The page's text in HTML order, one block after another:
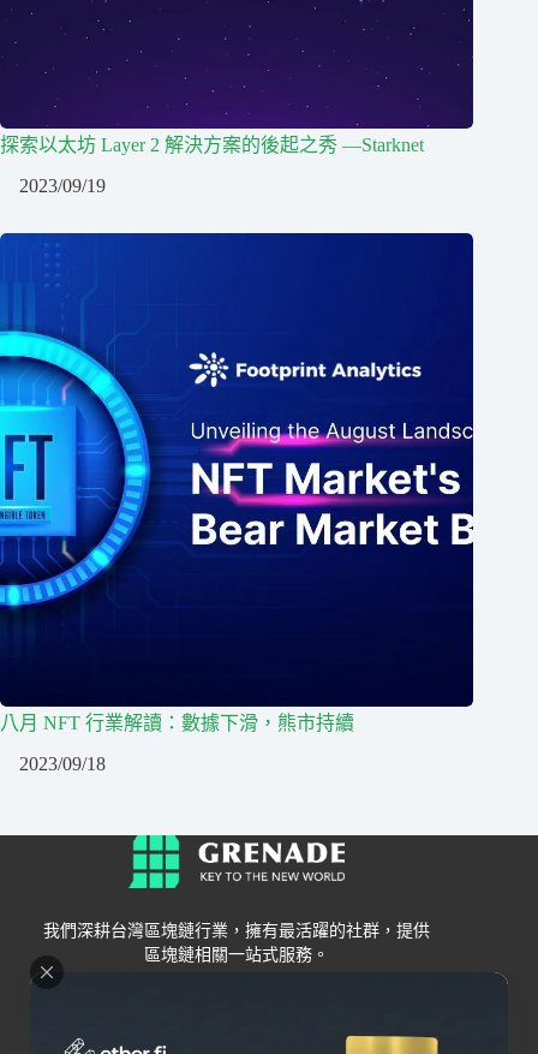
探索以太坊 Layer 2 解決方案的後起之秀 —Starknet
2023/09/19
八月 NFT 行業解讀：數據下滑，熊市持續
2023/09/18
我們深耕台灣區塊鏈行業，擁有最活躍的社群，提供
區塊鏈相關一站式服務。